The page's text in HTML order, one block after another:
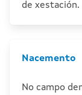
de xestación.
Nacemento
No campo